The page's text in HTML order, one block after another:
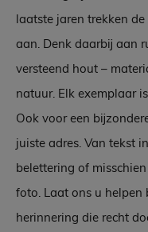
laatste jaren trekken
aan. Denk daarbij aan
versteend hout –
natuur. Elk exemplaar
Ook voor een
juiste adres. Van tekst
belettering of
foto. Laat ons u helpen
herinnering die recht